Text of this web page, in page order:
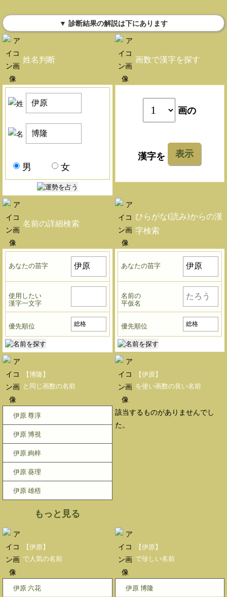
▼ 診断結果の解説は下にあります
姓名判断
男 女
画数で漢字を探す
画の
漢字を 表示
名前の詳細検索
あなたの苗字
使用したい
漢字一文字
優先順位
ひらがな(読み)からの漢
字検索
あなたの苗字
名前の
平仮名
優先順位
【博隆】
と同じ画数の名前
伊原 尊淳
伊原 博視
伊原 絢梓
伊原 葵理
伊原 雄梧
もっと見る
【伊原】
を使い画数の良い名前
該当するものがありませんでし
た。
【伊原】
で人気の名前
伊原 六花
【伊原】
で珍しい名前
伊原 博隆